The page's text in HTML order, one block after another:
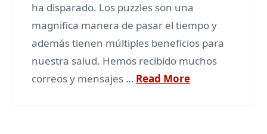
ha disparado. Los puzzles son una
magnifica manera de pasar el tiempo y
además tienen múltiples beneficios para
nuestra salud. Hemos recibido muchos
correos y mensajes … Read More